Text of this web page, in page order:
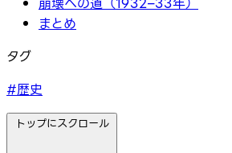
まとめ
タグ
#歴史
トップにスクロール